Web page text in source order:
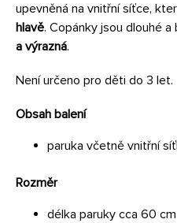
upevněná na vnitřní síťce,
hlavě. Copánky jsou dlouhé a
a výrazná.
Není určeno pro děti do 3 let.
Obsah balení
paruka včetně vnitřní
Rozměr
délka paruky cca 60 cm